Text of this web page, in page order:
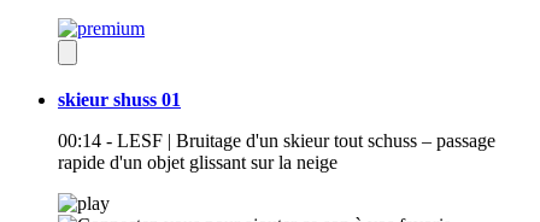
skieur shuss 01
00:14 - LESF | Bruitage d'un skieur tout schuss – passage
rapide d'un objet glissant sur la neige